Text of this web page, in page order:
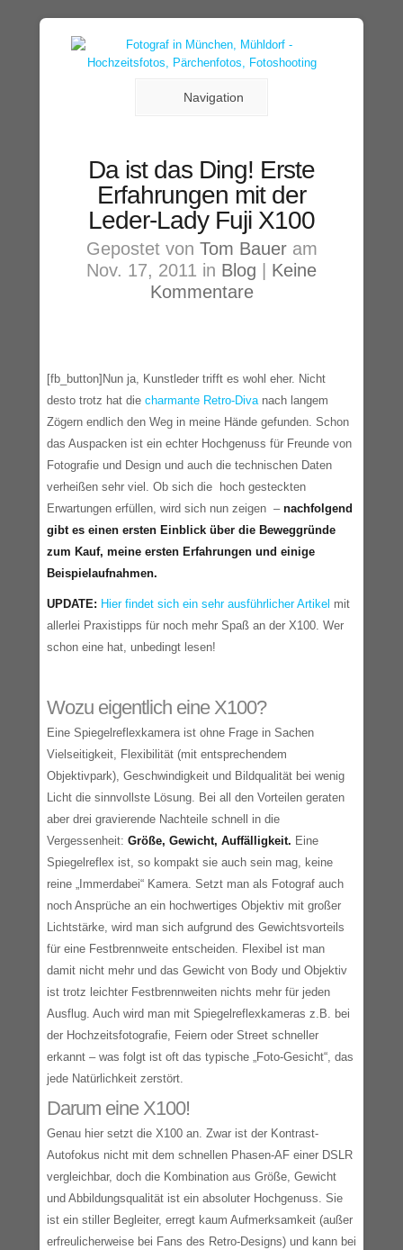
Navigation
Da ist das Ding! Erste
Erfahrungen mit der
Leder-Lady Fuji X100
Gepostet von Tom Baueram
Nov. 17, 2011 in Blog
Keine
Kommentare
[fb_button]Nun ja, Kunstleder trifft es wohl eher. Nicht
desto trotz hat die charmante Retro-Divanach langem
Zögern endlich den Weg in meine Hände gefunden. Schon
das Auspacken ist ein echter Hochgenuss für Freunde von
Fotografie und Design und auch die technischen Daten
verheißen sehr viel. Ob sich die hoch gesteckten
Erwartungen erfüllen, wird sich nun zeigen – nachfolgend
gibt es einen ersten Einblick über die Beweggründe
zum Kauf, meine ersten Erfahrungen und einige
Beispielaufnahmen.
UPDATE: Hier findet sich ein sehr ausführlicher Artikel mit
allerlei Praxistipps für noch mehr Spaß an der X100. Wer
schon eine hat, unbedingt lesen!
Wozu eigentlich eine X100?
Eine Spiegelreflexkamera ist ohne Frage in Sachen
Vielseitigkeit, Flexibilität (mit entsprechendem
Objektivpark), Geschwindigkeit und Bildqualität bei wenig
Licht die sinnvollste Lösung. Bei all den Vorteilen geraten
aber drei gravierende Nachteile schnell in die
Vergessenheit: Größe, Gewicht, Auffälligkeit. Eine
Spiegelreflex ist, so kompakt sie auch sein mag, keine
reine „Immerdabei“ Kamera. Setzt man als Fotograf auch
noch Ansprüche an ein hochwertiges Objektiv mit großer
Lichtstärke, wird man sich aufgrund des Gewichtsvorteils
für eine Festbrennweite entscheiden. Flexibel ist man
damit nicht mehr und das Gewicht von Body und Objektiv
ist trotz leichter Festbrennweiten nichts mehr für jeden
Ausflug. Auch wird man mit Spiegelreflexkameras z.B. bei
der Hochzeitsfotografie, Feiern oder Street schneller
erkannt – was folgt ist oft das typische „Foto-Gesicht“, das
jede Natürlichkeit zerstört.
Darum eine X100!
Genau hier setzt die X100 an. Zwar ist der Kontrast-
Autofokus nicht mit dem schnellen Phasen-AF einer DSLR
vergleichbar, doch die Kombination aus Größe, Gewicht
und Abbildungsqualität ist ein absoluter Hochgenuss. Sie
ist ein stiller Begleiter, erregt kaum Aufmerksamkeit (außer
erfreulicherweise bei Fans des Retro-Designs) und kann bei